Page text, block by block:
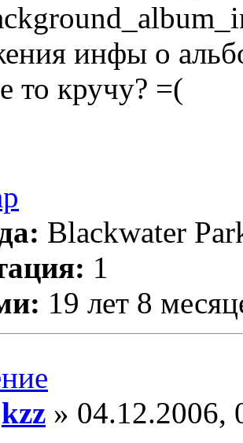
инфы о
то кручу? =(
Blackwater
1
19 лет 8
kzz » 04.12.2006,